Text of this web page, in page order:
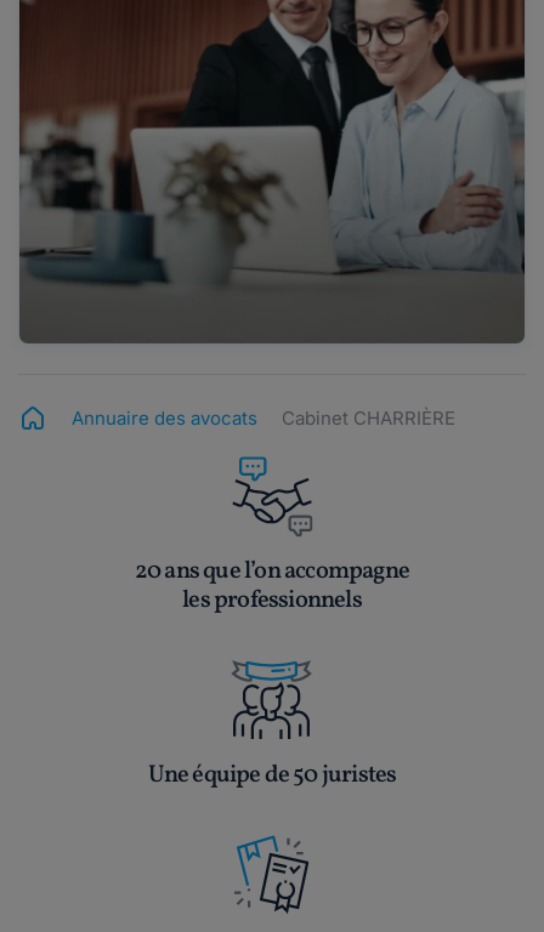
Annuaire des avocats Cabinet CHARRIÈRE
20 ans que l’on accompagne
les professionnels
Une équipe de 50 juristes